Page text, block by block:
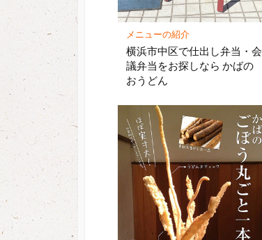
メニューの紹介
横浜市中区で仕出し弁当・会
議弁当をお探しなら かばの
おうどん